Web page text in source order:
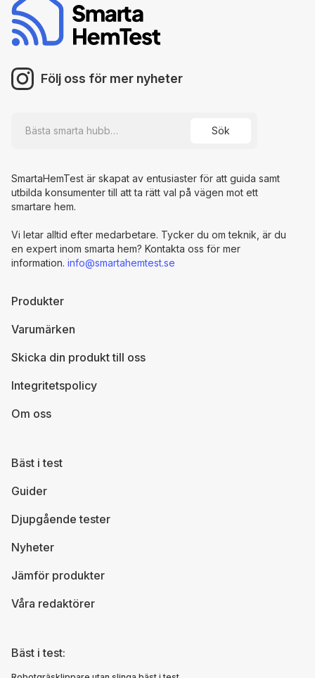
Bäst i test
Guider
Djupgående tester
Nyheter
Jämför produkter
Våra redaktörer
Produkter
Varumärken
Skicka din produkt till oss
Integritetspolicy
Om oss
Följ oss för mer nyheter
SmartaHemTest är skapat av entusiaster för att guida samt
utbilda konsumenter till att ta rätt val på vägen mot ett
smartare hem.
Vi letar alltid efter medarbetare. Tycker du om teknik, är du
en expert inom smarta hem? Kontakta oss för mer
information. info@smartahemtest.se
Bäst i test: